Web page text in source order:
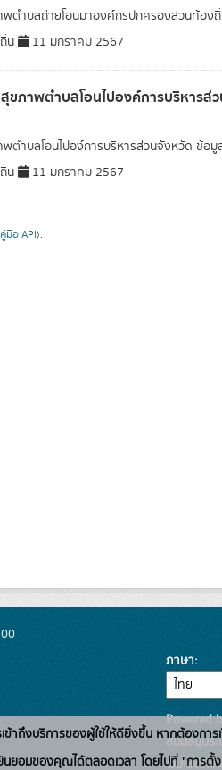
พตำบลถ่ายโอนมาองค์กรปกครองส่วนท้อ
น
11 มกราคม 2567
ขภาพตำบลโอนไปองค์การบริหารส่
พตำบลโอนไปอง์การบริหารส่วนจังหวัด ข้
น
11 มกราคม 2567
คู่มือ API).
ภาษา
Powered
สนับสนุนร
เว็บไซต์ที่เ
ข้าถึงบริการของผู้ใช้ให้ดียิ่งขึ้น หากต้องกา
ยอมของคุณได้ตลอดเวลา โดยไปที่ "การตั้